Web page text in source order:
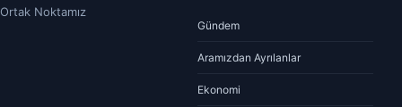
Ortak Noktamız
Gündem
Aramızdan Ayrılanlar
Ekonomi